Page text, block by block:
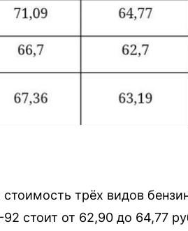
трёх видов
стоит от 62,90 до 64,77